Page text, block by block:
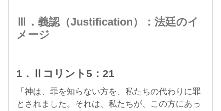
Ⅲ．義認（Justification）：法廷のイ
メージ
1．Ⅱコリント5：21
「神は、罪を知らない方を、私たちの代わりに罪
とされました。それは、私たちが、この方にあっ